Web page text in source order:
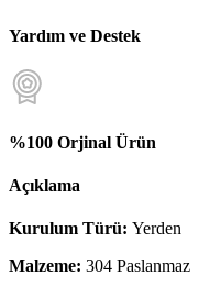
Yardım ve Destek
%100 Orjinal Ürün
Açıklama
Kurulum Türü: Yerden
Malzeme: 304 Paslanmaz